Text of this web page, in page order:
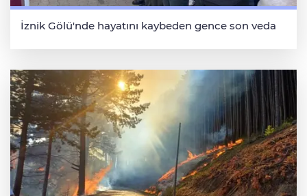
İznik Gölü'nde hayatını kaybeden gence son veda